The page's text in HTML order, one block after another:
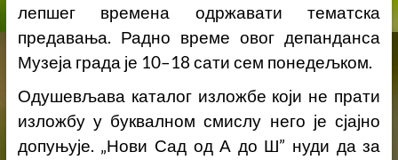
лепшег времена одржавати тематска
предавања. Радно време овог депанданса
Музеја града је 10–18 сати сем понедељком.
Одушевљава каталог изложбе који не прати
изложбу у буквалном смислу него је сјајно
допуњује. „Нови Сад од А до Ш” нуди да за